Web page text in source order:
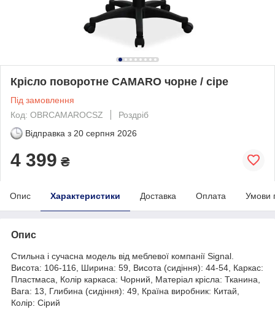
Крісло поворотне CAMARO чорне / сіре
Під замовлення
Код: OBRCAMAROCSZ
Роздріб
Відправка з 20 серпня 2026
4 399 ₴
Опис Характеристики Доставка Оплата Умови
Опис
Стильна і сучасна модель від меблевої компанії Signal.
Висота: 106-116, Ширина: 59, Висота (сидіння): 44-54, Каркас:
Пластмаса, Колір каркаса: Чорний, Матеріал крісла: Тканина,
Вага: 13, Глибина (сидіння): 49, Країна виробник: Китай,
Колір: Сірий